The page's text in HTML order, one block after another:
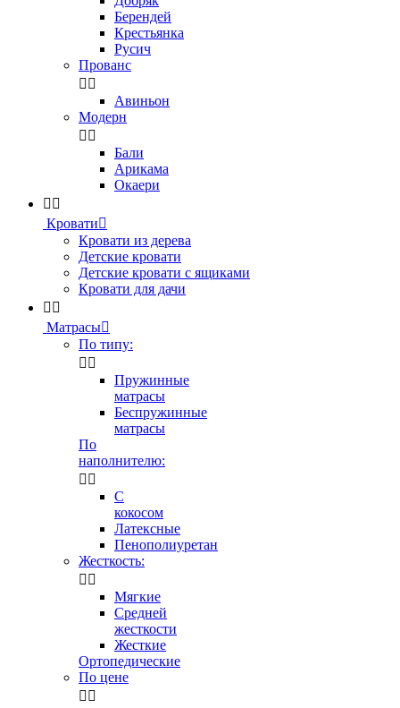
Берендей
Крестьянка
Русич
Прованс
 
Авиньон
Модерн
 
Бали
Арикама
Окаери
 
Кровати
Кровати из дерева
Детские кровати
Детские кровати с ящиками
Кровати для дачи
 
Матрасы
По типу:
 
Пружинные
матрасы
Беспружинные
матрасы
По
наполнителю:
 
С
кокосом
Латексные
Пенополиуретан
Жесткость:
 
Мягкие
Средней
жесткости
Жесткие
Ортопедические
По цене
 